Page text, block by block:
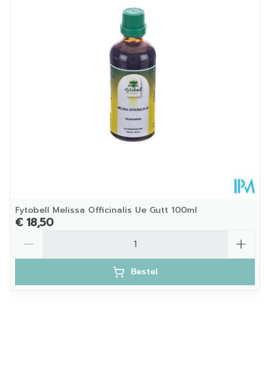
40 mm
Kamertemperatuur (15°C -
25°C)
Fytobell Melissa Officinalis Ue Gutt 100ml
€ 18,50
Bestel